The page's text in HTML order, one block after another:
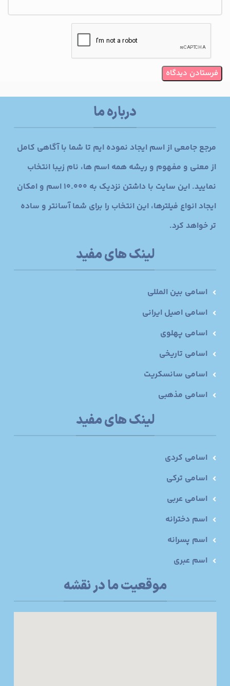
درباره ما
مرجع جامعی از اسم ایجاد نموده ایم تا شما با آگاهی کامل
از معنی و مفهوم و ریشه همه اسم ها، نام زیبا انتخاب
نمایید. این سایت با داشتن نزدیک به 10.000 اسم و امکان
ایجاد انواع فیلترها، این انتخاب را برای شما آسانتر و ساده
تر خواهد کرد.
لینک های مفید
اسامی بین المللی
اسامی اصیل ایرانی
اسامی پهلوی
اسامی تاریخی
اسامی سانسکریت
اسامی مذهبی
لینک های مفید
اسامی کردی
اسامی ترکی
اسامی عربی
اسم دخترانه
اسم پسرانه
اسم عبری
موقعیت ما در نقشه